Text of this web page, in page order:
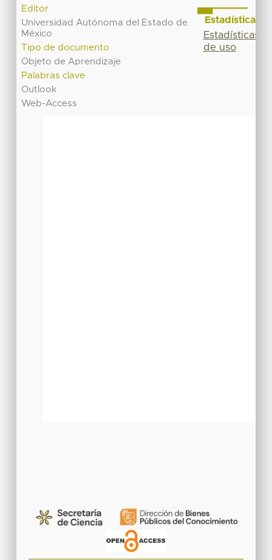
Editor
Universidad Autónoma del Estado de
México
Tipo de documento
Objeto de Aprendizaje
Palabras clave
Outlook
Web-Access
Estadísticas
Estadísticas
de uso